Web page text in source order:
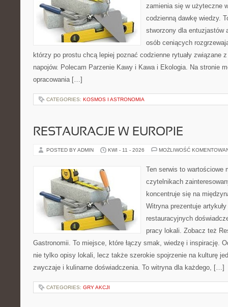
zamienia się w użyteczne
codzienną dawkę wiedzy.
stworzony dla entuzjastów
osób ceniących
którzy po prostu chcą lepiej poznać codzienne rytuały związane
napojów. Polecam Parzenie Kawy i Kawa i Ekologia. Na stronie
opracowania […]
CATEGORIES: KOSMOS I ASTRONOMIA
RESTAURACJE W EUROPIE
POSTED BY ADMIN KWI - 11 - 2026 MOŻLIWOŚĆ
Ten serwis to wartościowe
czytelnikach
koncentruje się na
Witryna prezentuje
restauracyjnych
pracy lokali. Zobacz też
Gastronomii. To miejsce, które łączy smak, wiedzę i inspirację.
nie tylko opisy lokali, lecz także szerokie spojrzenie na kulturę
zwyczaje i kulinarne doświadczenia. To witryna dla każdego, […]
CATEGORIES: GRY AKCJI